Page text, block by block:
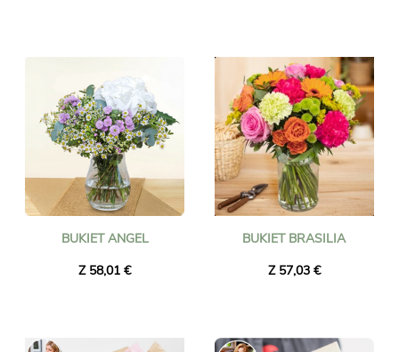
BUKIET ANGEL
Z 58,01 €
BUKIET BRASILIA
Z 57,03 €